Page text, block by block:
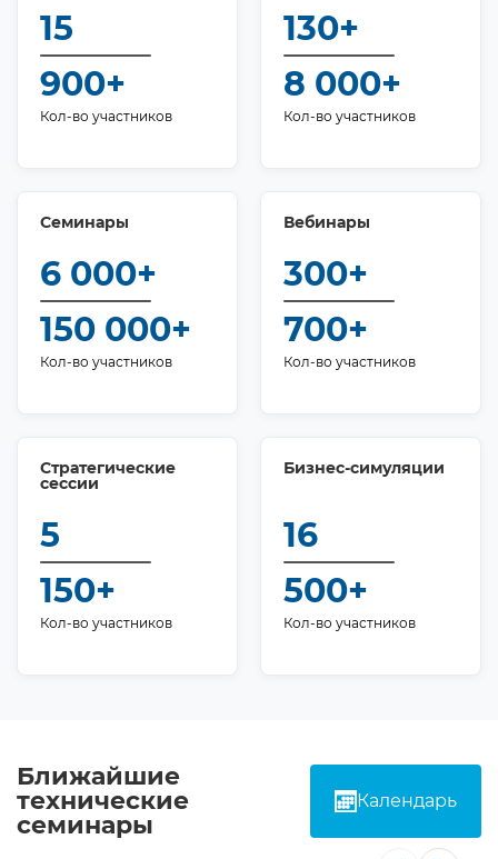
15
900+
Кол-во участников
130+
8 000+
Кол-во участников
Семинары
6 000+
150 000+
Кол-во участников
Вебинары
300+
700+
Кол-во участников
Стратегические
сессии
5
150+
Кол-во участников
Бизнес-симуляции
16
500+
Кол-во участников
Ближайшие
технические
семинары
Календарь